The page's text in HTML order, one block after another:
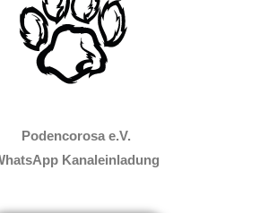
Podencorosa e.V.
Kanaleinladung